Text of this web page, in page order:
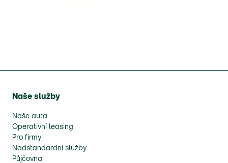
Naše služby
Naše auta
Operativní leasing
Pro firmy
Nadstandardní služby
Půjčovna